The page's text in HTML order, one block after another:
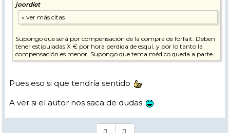
joordiet
Supongo que será por compensación de la compra de forfait. Deben
tener estipuladas X € por hora perdida de esquí, y por lo tanto la
compensación es menor. Supongo que tema médico queda a parte.
Pues eso si que tendría sentido
A ver si el autor nos saca de dudas